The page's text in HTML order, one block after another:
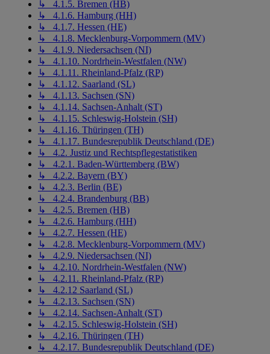
↳ 4.1.5. Bremen (HB)
↳ 4.1.6. Hamburg (HH)
↳ 4.1.7. Hessen (HE)
↳ 4.1.8. Mecklenburg-Vorpommern (MV)
↳ 4.1.9. Niedersachsen (NI)
↳ 4.1.10. Nordrhein-Westfalen (NW)
↳ 4.1.11. Rheinland-Pfalz (RP)
↳ 4.1.12. Saarland (SL)
↳ 4.1.13. Sachsen (SN)
↳ 4.1.14. Sachsen-Anhalt (ST)
↳ 4.1.15. Schleswig-Holstein (SH)
↳ 4.1.16. Thüringen (TH)
↳ 4.1.17. Bundesrepublik Deutschland (DE)
↳ 4.2. Justiz und Rechtspflegestatistiken
↳ 4.2.1. Baden-Württemberg (BW)
↳ 4.2.2. Bayern (BY)
↳ 4.2.3. Berlin (BE)
↳ 4.2.4. Brandenburg (BB)
↳ 4.2.5. Bremen (HB)
↳ 4.2.6. Hamburg (HH)
↳ 4.2.7. Hessen (HE)
↳ 4.2.8. Mecklenburg-Vorpommern (MV)
↳ 4.2.9. Niedersachsen (NI)
↳ 4.2.10. Nordrhein-Westfalen (NW)
↳ 4.2.11. Rheinland-Pfalz (RP)
↳ 4.2.12 Saarland (SL)
↳ 4.2.13. Sachsen (SN)
↳ 4.2.14. Sachsen-Anhalt (ST)
↳ 4.2.15. Schleswig-Holstein (SH)
↳ 4.2.16. Thüringen (TH)
↳ 4.2.17. Bundesrepublik Deutschland (DE)